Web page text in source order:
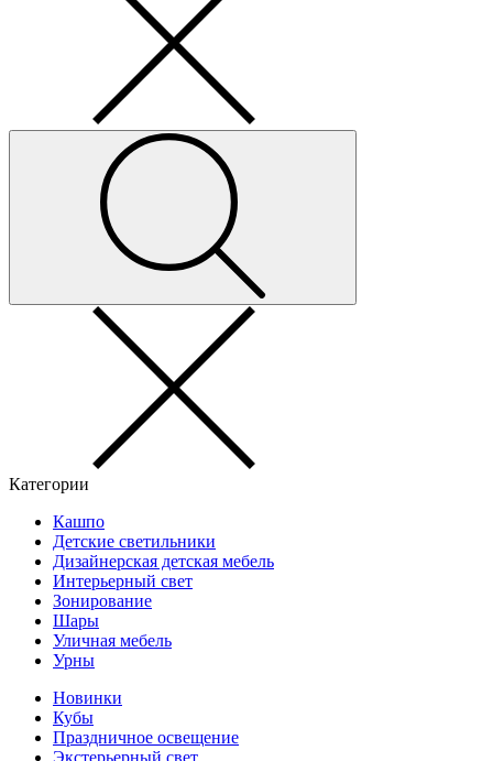
Категории
Кашпо
Детские светильники
Дизайнерская детская мебель
Интерьерный свет
Зонирование
Шары
Уличная мебель
Урны
Новинки
Кубы
Праздничное освещение
Экстерьерный свет